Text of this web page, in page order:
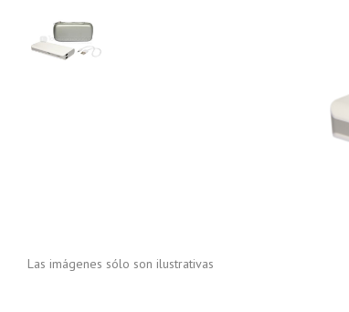
Las imágenes sólo son ilustrativas